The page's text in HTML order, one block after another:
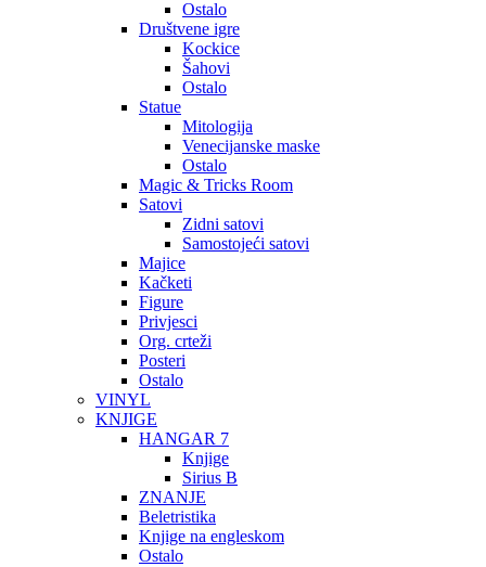
Ostalo
Društvene igre
Kockice
Šahovi
Ostalo
Statue
Mitologija
Venecijanske maske
Ostalo
Magic & Tricks Room
Satovi
Zidni satovi
Samostojeći satovi
Majice
Kačketi
Figure
Privjesci
Org. crteži
Posteri
Ostalo
VINYL
KNJIGE
HANGAR 7
Knjige
Sirius B
ZNANJE
Beletristika
Knjige na engleskom
Ostalo